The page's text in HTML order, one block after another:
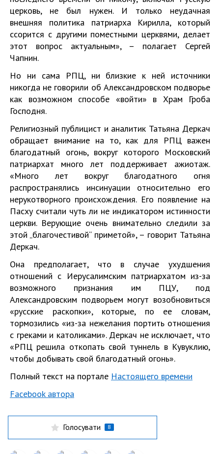
церковь, не был нужен. И только неудачная
внешняя политика патриарха Кирилла, который
ссорится с другими поместными церквями, делает
этот вопрос актуальным», – полагает Сергей
Чапнин.
Но ни сама РПЦ, ни близкие к ней источники
никогда не говорили об Александровском подворье
как возможном способе «войти» в Храм Гроба
Господня.
Религиозный публицист и аналитик Татьяна Деркач
обращает внимание на то, как для РПЦ важен
благодатный огонь, вокруг которого Московский
патриархат много лет поддерживает ажиотаж.
«Много лет вокруг благодатного огня
распространялись инсинуации относительно его
нерукотворного происхождения. Его появление на
Пасху считали чуть ли не индикатором истинности
церкви. Верующие очень внимательно следили за
этой „благочестивой“ приметой», – говорит Татьяна
Деркач.
Она предполагает, что в случае ухудшения
отношений с Иерусалимским патриархатом из-за
возможного признания им ПЦУ, под
Александровским подворьем могут возобновиться
«русские раскопки», которые, по ее словам,
тормозились «из-за нежелания портить отношения
с греками и католиками». Деркач не исключает, что
«РПЦ решила откопать свой туннель в Кувуклию,
чтобы добывать свой благодатный огонь».
Полный текст на портале Настоящего времени
Facebook автора
Голосувати 8